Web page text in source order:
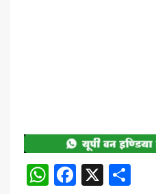
WhatsApp
Facebook
X